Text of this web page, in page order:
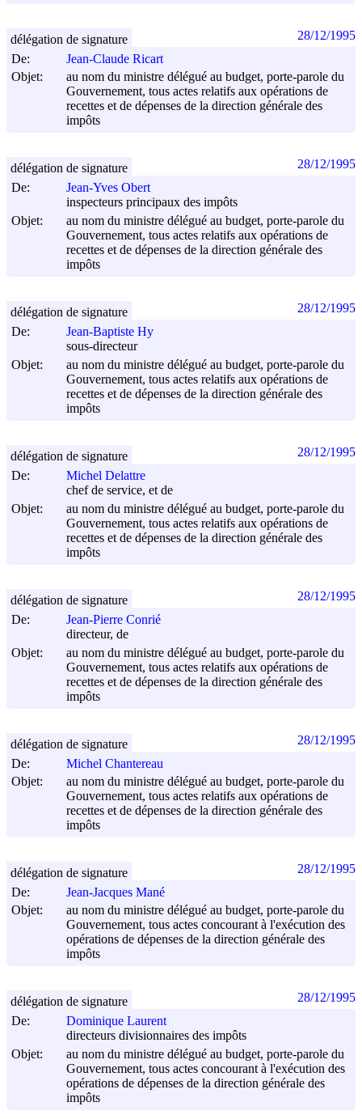
De:
Jean-Claude Ricart
Objet:
au nom du ministre délégué au budget, porte-parole du
Gouvernement, tous actes relatifs aux opérations de
recettes et de dépenses de la direction générale des
impôts
délégation de signature 28/12/1995
De:
Jean-Yves Obert
inspecteurs principaux des impôts
Objet:
au nom du ministre délégué au budget, porte-parole du
Gouvernement, tous actes relatifs aux opérations de
recettes et de dépenses de la direction générale des
impôts
délégation de signature 28/12/1995
De:
Jean-Baptiste Hy
sous-directeur
Objet:
au nom du ministre délégué au budget, porte-parole du
Gouvernement, tous actes relatifs aux opérations de
recettes et de dépenses de la direction générale des
impôts
délégation de signature 28/12/1995
De:
Michel Delattre
chef de service, et de
Objet:
au nom du ministre délégué au budget, porte-parole du
Gouvernement, tous actes relatifs aux opérations de
recettes et de dépenses de la direction générale des
impôts
délégation de signature 28/12/1995
De:
Jean-Pierre Conrié
directeur, de
Objet:
au nom du ministre délégué au budget, porte-parole du
Gouvernement, tous actes relatifs aux opérations de
recettes et de dépenses de la direction générale des
impôts
délégation de signature 28/12/1995
De:
Michel Chantereau
Objet:
au nom du ministre délégué au budget, porte-parole du
Gouvernement, tous actes relatifs aux opérations de
recettes et de dépenses de la direction générale des
impôts
délégation de signature 28/12/1995
De:
Jean-Jacques Mané
Objet:
au nom du ministre délégué au budget, porte-parole du
Gouvernement, tous actes concourant à l'exécution des
opérations de dépenses de la direction générale des
impôts
délégation de signature 28/12/1995
De:
Dominique Laurent
directeurs divisionnaires des impôts
Objet:
au nom du ministre délégué au budget, porte-parole du
Gouvernement, tous actes concourant à l'exécution des
opérations de dépenses de la direction générale des
impôts
délégation de signature 28/12/1995